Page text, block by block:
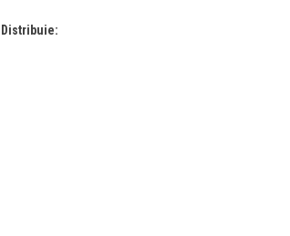
Distribuie: